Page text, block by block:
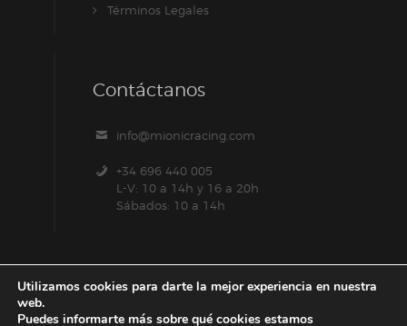
Términos Legales
Contáctanos
info@mionicracing.com
+34 696 440 005
L-V: 10 a 14h y 16 a 20h
Sábados: 10 a 14h
Utilizamos cookies para darte la mejor experiencia en nuestra
web.
Puedes informarte más sobre qué cookies estamos